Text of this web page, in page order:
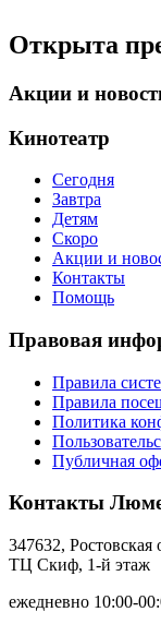
Открыта
Акции и
Кинотеатр
Сегодня
Завтра
Детям
Скоро
Акции и
Контакты
Помощь
Правовая
Правила
Правила
Политика
Публичная
Контакты
347632, Ростовская
ТЦ Скиф, 1-й этаж
ежедневно 10:00-